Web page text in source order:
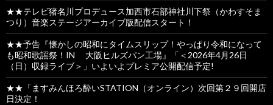
★★テレビ猪名川プロデュース加西市石部神社川下祭（かわすそま
つり）音楽ステージアーカイブ版配信スタート！
★★予告『懐かしの昭和にタイムスリップ！やっぱり令和になって
も昭和歌謡祭！IN 大阪ヒルズパン工場』「＜2026年4月26日
（日）収録ライブ＞」いよいよプレミア公開配信予定!
★★「ますみんほろ酔いSTATION（オンライン）次回第２９回開店
日決定！